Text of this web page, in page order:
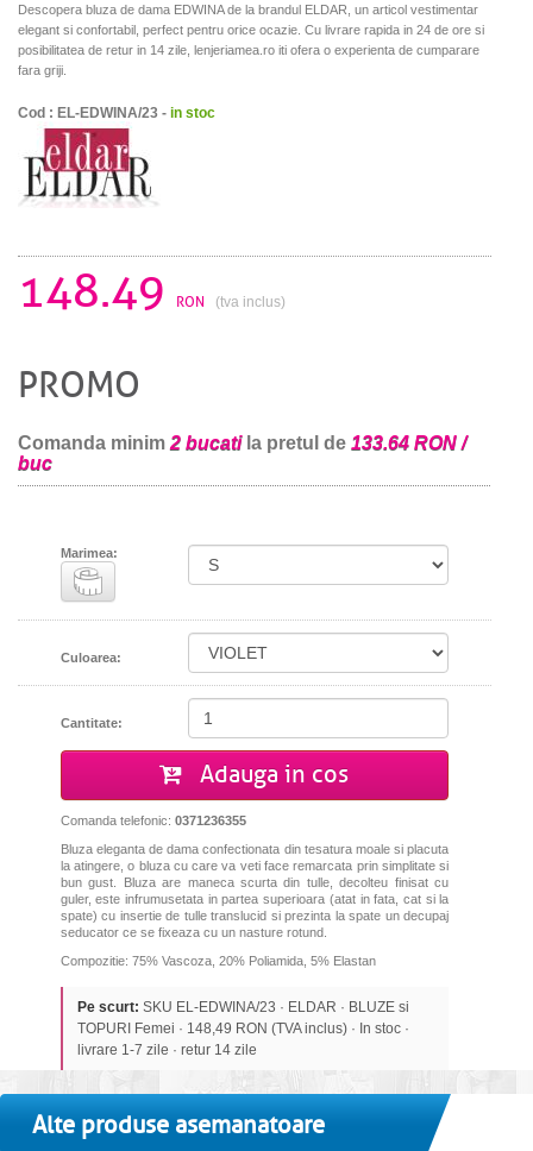
Descopera bluza de dama EDWINA de la brandul ELDAR, un articol vestimentar
elegant si confortabil, perfect pentru orice ocazie. Cu livrare rapida in 24 de ore si
posibilitatea de retur in 14 zile, lenjeriamea.ro iti ofera o experienta de cumparare
fara griji.
Cod : EL-EDWINA/23 - in stoc
148.49 RON (tva inclus)
PROMO
Comanda minim 2 bucatila pretul de 133.64 RON /
buc
Marimea:
Culoarea:
Cantitate:
Adauga in cos
Comanda telefonic: 0371236355
Bluza eleganta de dama confectionata din tesatura moale si placuta
la atingere, o bluza cu care va veti face remarcata prin simplitate si
bun gust. Bluza are maneca scurta din tulle, decolteu finisat cu
guler,este infrumusetata in partea superioara (atat in fata, cat si la
spate) cu insertie de tulle translucid si prezinta la spate un decupaj
seducator ce se fixeaza cu un nasture rotund
Compozitie: 75% Vascoza, 20% Poliamida, 5% Elastan
Pe scurt: SKU EL-EDWINA/23 · ELDAR · BLUZE si
TOPURI Femei · 148,49 RON (TVA inclus) · In stoc ·
livrare 1-7 zile · retur 14 zile
Alte produse asemanatoare